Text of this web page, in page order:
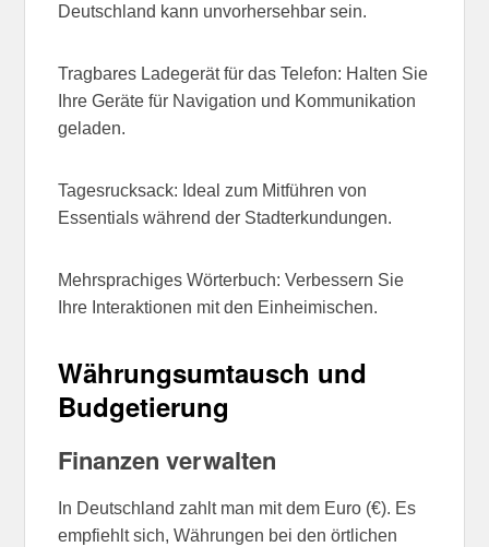
Deutschland kann unvorhersehbar sein.
Tragbares Ladegerät für das Telefon: Halten Sie
Ihre Geräte für Navigation und Kommunikation
geladen.
Tagesrucksack: Ideal zum Mitführen von
Essentials während der Stadterkundungen.
Mehrsprachiges Wörterbuch: Verbessern Sie
Ihre Interaktionen mit den Einheimischen.
Währungsumtausch und
Budgetierung
Finanzen verwalten
In Deutschland zahlt man mit dem Euro (€). Es
empfiehlt sich, Währungen bei den örtlichen